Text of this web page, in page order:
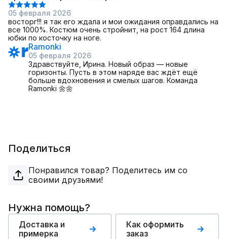
05 февраля 2026
восторг!!! я так его ждала и мои ожидания оправдались на
все 1000%. Костюм очень стройнит, на рост 164 длина
юбки по косточку на ноге.
Ramonki
05 февраля 2026
Здравствуйте, Ирина. Новый образ — новые
горизонты. Пусть в этом наряде вас ждёт ещё
больше вдохновения и смелых шагов. Команда
Ramonki 🌼🌼
Поделиться
Понравился товар? Поделитесь им со
своими друзьями!
Нужна помощь?
Доставка и
примерка
Как оформить
заказ